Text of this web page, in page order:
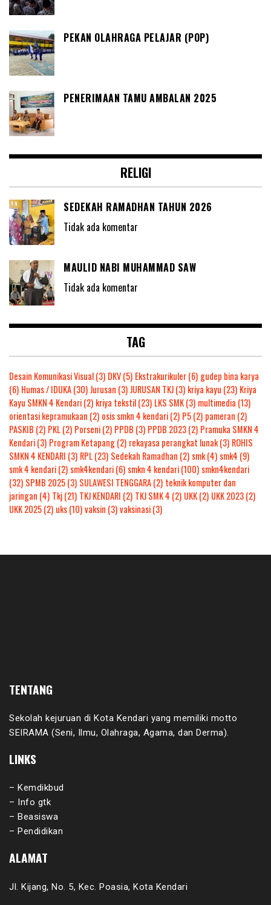
PEKAN OLAHRAGA PELAJAR (POP)
PENERIMAAN TAMU AMBALAN 2025
RELIGI
SEDEKAH RAMADHAN TAHUN 2026
Tidak ada komentar
MAULID NABI MUHAMMAD SAW
Tidak ada komentar
TAG
Desain Komunikasi Visual(3) DKV(5) Ekstrakurikuler(6) gudep bina karya
(6) Humas / IDUKA(30)Jurusan (3)JURUSAN TKJ(3) kriya kayu (23) Kriya
Kayu SMKN 4 Kendari(2) kriya tekstil(23) LKS SMK(3) multimedia (13)
orientasi kepramukaan (2) osis smkn 4 kendari(2) P5(2) pameran (2)
PASKIB (2) PKL(2) Porseni(2) PPDB (3) PPDB 2023(2) Pramuka SMKN 4
Kendari(3) Program Ketapang(2) rekayasa perangkat lunak(3) ROHIS
SMKN 4 KENDARI (3) RPL(23) Sedekah Ramadhan (2) smk(4) smk4 (9)
smk 4 kendari(2) smk4kendari(6) smkn 4 kendari(100) smkn4kendari
(32) SPMB 2025(3) SULAWESI TENGGARA(2) teknik komputer dan
jaringan (4) Tkj(21) TKJ KENDARI (2) TKJ SMK 4 (2) UKK(2) UKK 2023(2)
UKK 2025(2) uks(10)vaksin (3)vaksinasi(3)
TENTANG
Sekolah kejuruan di Kota Kendari yang memiliki motto
SEIRAMA (Seni, Ilmu, Olahraga, Agama, dan Derma).
LINKS
– Kemdikbud
– Info gtk
– Beasiswa
– Pendidikan
ALAMAT
Jl. Kijang, No. 5, Kec. Poasia, Kota Kendari